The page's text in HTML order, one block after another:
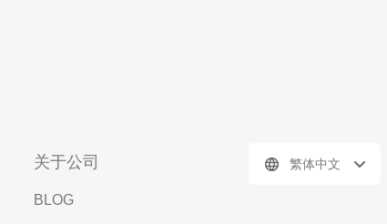
关于公司
BLOG
繁体中文